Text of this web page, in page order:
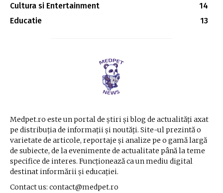
Cultura si Entertainment
14
Educatie
13
Medpet.ro este un portal de știri și blog de actualități axat
pe distribuția de informații și noutăți. Site-ul prezintă o
varietate de articole, reportaje și analize pe o gamă largă
de subiecte, de la evenimente de actualitate până la teme
specifice de interes. Funcționează ca un mediu digital
destinat informării și educației.
Contact us: contact@medpet.ro